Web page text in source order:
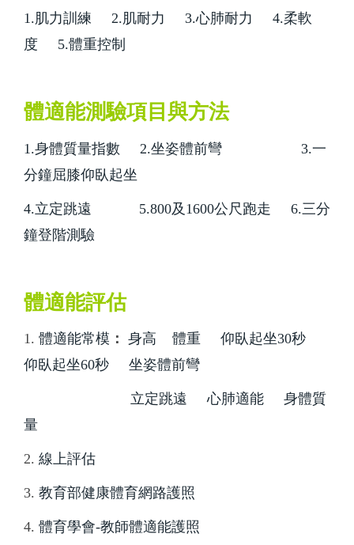
1.肌力訓練 2.肌耐力 3.心肺耐力
4.柔軟
度
5.體重控制
體適能測驗項目與方法
1.身體質量指數 2.坐姿體前彎
3.一
分鐘屈膝仰臥起坐
4.立定跳遠 5.800及1600公尺跑走
6.三分
鐘登階測驗
體適能評估
1. 體適能常模 ： 身高 體重
仰臥起坐30秒
仰臥起坐60秒
坐姿體前彎
立定跳遠 心肺適能
身體質
量
2. 線上評估
3. 教育部健康體育網路護照
4. 體育學會-教師體適能護照